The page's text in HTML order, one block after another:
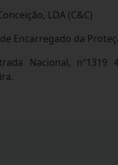
LDA (C&C)
Encarregado da
Nacional, nº1319